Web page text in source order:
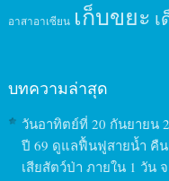
อาสาอาเซียน เก็บขยะ
บทความล่าสุด
วันอาทิตย์ที่ 20 กันยายน
ปี 69 ดูแลฟื้นฟูสายน้ำ คื
เสียสัตว์ป่า ภายใน 1 วัน